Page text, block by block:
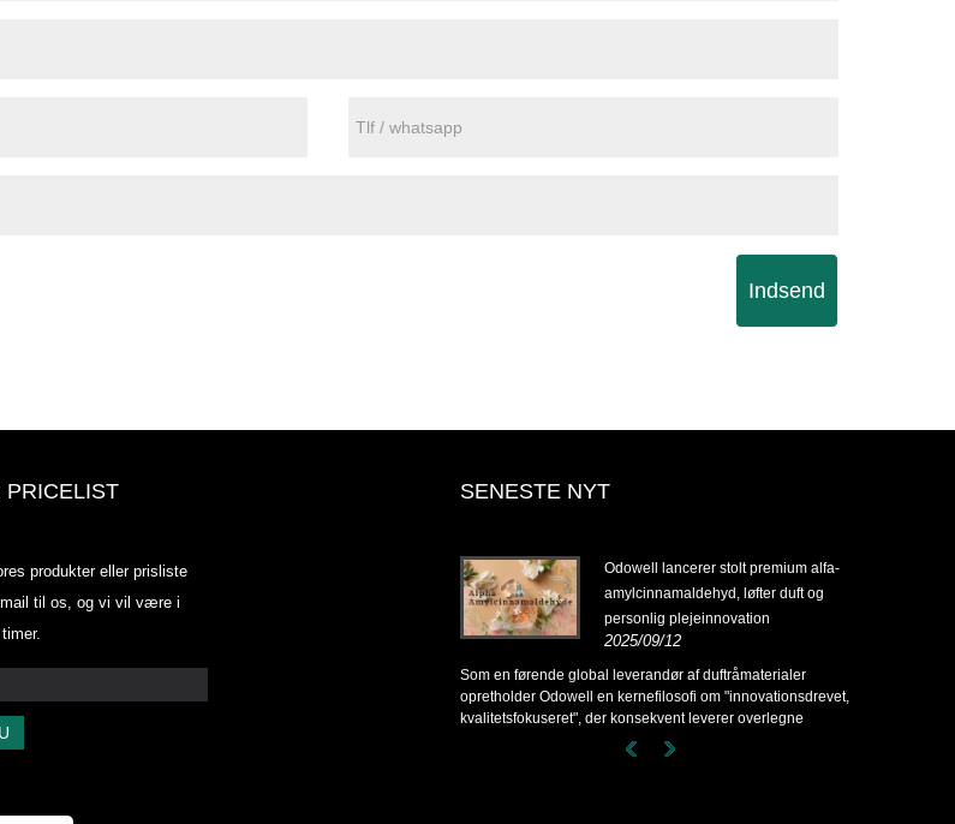
Indsend
PRICELIST
produkter eller prisliste
mail til os, og vi vil være i
SENESTE NYT
2025.07.25
Odowell lancerer stolt premium alfa-
amylcinnamaldehyd, løfter duft og
personlig plejeinnovation
2025/09/12
Som en førende global leverandør af duftråmaterialer
opretholder Odowell en kernefilosofi om "innovationsdrevet,
kvalitetsfokuseret", der konsekvent leverer overlegne
duftløsninger til kunder over hele verden.